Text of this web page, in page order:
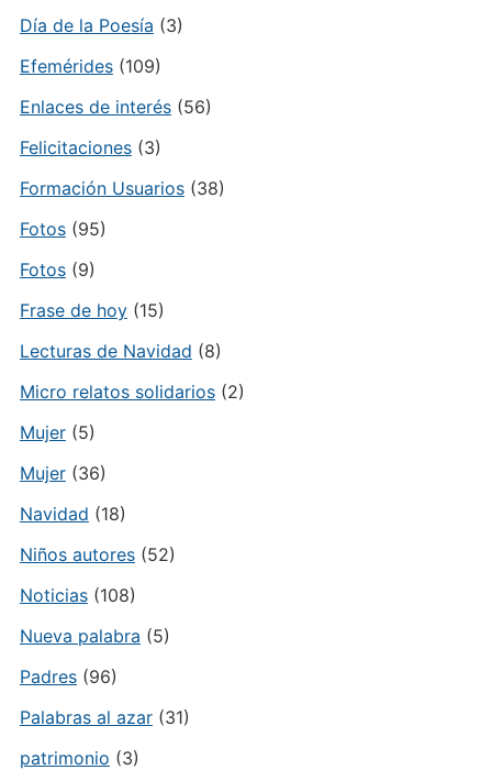
Día de la Poesía (3)
Efemérides(109)
Enlaces de interés(56)
Felicitaciones(3)
Formación Usuarios(38)
Fotos(95)
Fotos(9)
Frase de hoy(15)
Lecturas de Navidad (8)
Micro relatos solidarios(2)
Mujer(5)
Mujer(36)
Navidad (18)
Niños autores(52)
Noticias(108)
Nueva palabra (5)
Padres(96)
Palabras al azar(31)
patrimonio (3)